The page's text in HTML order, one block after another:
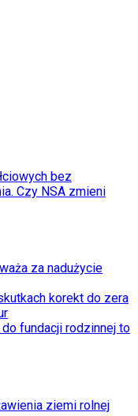
bez
Czy NSA zmieni
za nadużycie
korekt do zera
fundacji rodzinnej to
ziemi rolnej